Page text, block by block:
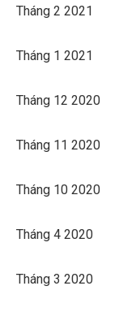
Tháng 2 2021
Tháng 1 2021
Tháng 12 2020
Tháng 11 2020
Tháng 10 2020
Tháng 4 2020
Tháng 3 2020